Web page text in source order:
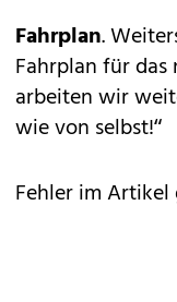
Fahrplan.
Fahrplan für das
arbeiten wir
wie von selbst!“
Fehler im